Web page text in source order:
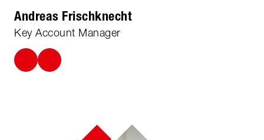
Andreas Frischknecht
Key Account Manager